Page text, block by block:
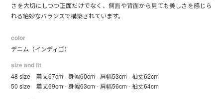
さを大切にしつつ正面だけでなく、側面や背面から見ても美しさを感じら
れる絶妙なバランスで構築されています。
color
デニム（インディゴ）
size and fit
48 size 着丈67cm - 身幅60cm - 肩幅53cm - 袖丈62cm
50 size 着丈69cm - 身幅63cm - 肩幅56cm - 袖丈64cm